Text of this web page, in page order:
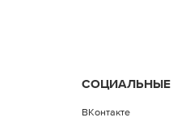
СОЦИАЛЬНЫЕ
ВКонтакте